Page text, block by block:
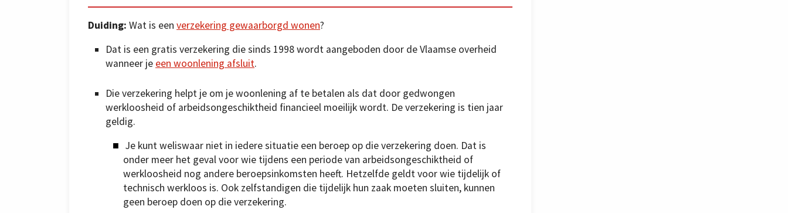
Duiding: Wat is een verzekering gewaarborgd wonen?
Dat is een gratis verzekering die sinds 1998 wordt aangeboden door de Vlaamse overheid
wanneer je een woonlening afsluit.
Die verzekering helpt je om je woonlening af te betalen als dat door gedwongen
werkloosheid of arbeidsongeschiktheid financieel moeilijk wordt. De verzekering is tien jaar
geldig.
Je kunt weliswaar niet in iedere situatie een beroep op die verzekering doen. Dat is
onder meer het geval voor wie tijdens een periode van arbeidsongeschiktheid of
werkloosheid nog andere beroepsinkomsten heeft. Hetzelfde geldt voor wie tijdelijk of
technisch werkloos is. Ook zelfstandigen die tijdelijk hun zaak moeten sluiten, kunnen
geen beroep doen op die verzekering.